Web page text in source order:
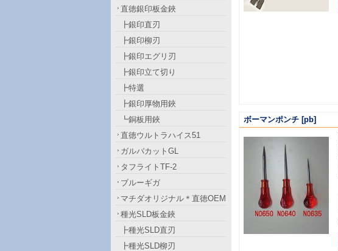
ボーマンポンチ [pb]
直徳銀印板金鋏
┣銀印直刃
┣銀印柳刃
┣銀印エグリ刃
┣銀印立て切り
┣特選
┣銀印厚物用鋏
┗銅板用鋏
直徳ウルトラハイス51
ガルバカットGL
タフライトTF-2
ブルーギガ
マチダオリジナル＊直徳OEM
種光SLD板金鋏
┣種光SLD直刃
┣種光SLD柳刃